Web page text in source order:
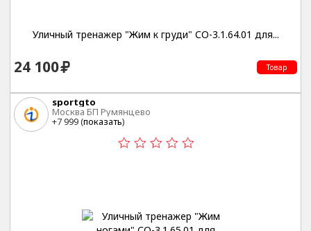
Уличный тренажер "Жим к груди" СО-3.1.64.01 для...
24 100 Товар
sportgto
Москва БП Румянцево
+7 999 (показать)